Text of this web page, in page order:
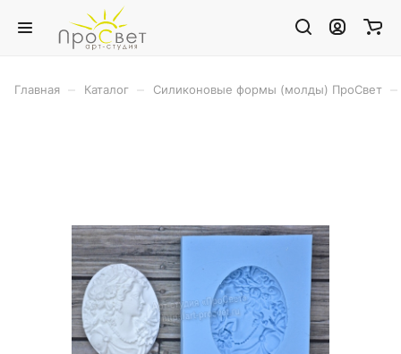
Главная Каталог Силиконовые формы (молды) ПроСвет